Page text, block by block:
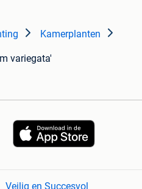
Kamerplanten
variegata'
Veilig en Succesvol